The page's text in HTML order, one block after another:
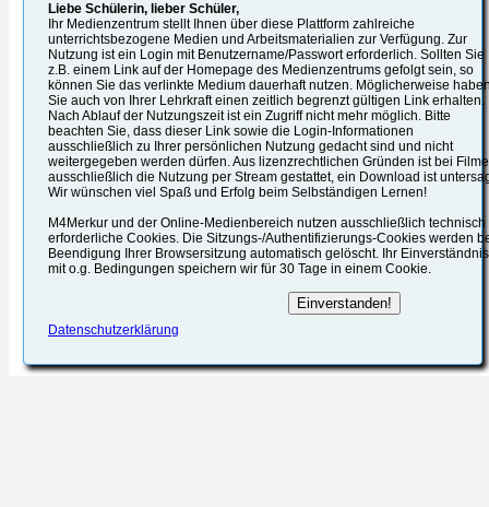
Liebe Schülerin, lieber Schüler,
Ihr Medienzentrum stellt Ihnen über diese Plattform zahlreiche
unterrichtsbezogene Medien und Arbeitsmaterialien zur Verfügung. Zur
Nutzung ist ein Login mit Benutzername/Passwort erforderlich. Sollten Sie
z.B. einem Link auf der Homepage des Medienzentrums gefolgt sein, so
können Sie das verlinkte Medium dauerhaft nutzen. Möglicherweise
Sie auch von Ihrer Lehrkraft einen zeitlich begrenzt gültigen Link erhalten.
Nach Ablauf der Nutzungszeit ist ein Zugriff nicht mehr möglich. Bitte
beachten Sie, dass dieser Link sowie die Login-Informationen
ausschließlich zu Ihrer persönlichen Nutzung gedacht sind und nicht
weitergegeben werden dürfen. Aus lizenzrechtlichen Gründen ist bei
ausschließlich die Nutzung per Stream gestattet, ein Download ist
Wir wünschen viel Spaß und Erfolg beim Selbständigen Lernen!
M4Merkur und der Online-Medienbereich nutzen ausschließlich technisch
erforderliche Cookies. Die Sitzungs-/Authentifizierungs-Cookies werden
Beendigung Ihrer Browsersitzung automatisch gelöscht. Ihr Einverständnis
mit o.g. Bedingungen speichern wir für 30 Tage in einem Cookie.
Datenschutzerklärung